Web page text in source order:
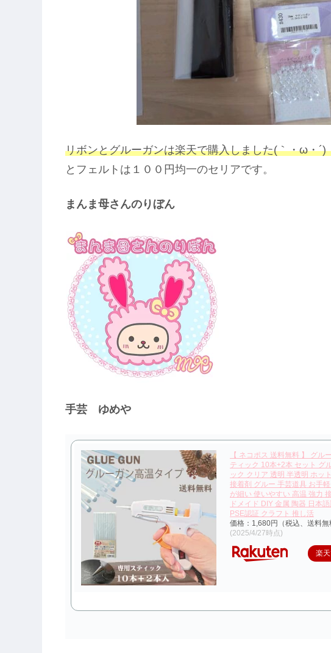
リボンとグルーガンは楽天で購入しました(｀・ω・´)
とフェルトは１００円均一のセリアです。
まんま母さんのりぼん
手芸 ゆめや
【 ネコポス 送料無料 】 グル
ティック 10本+2本 セット グ
ック クリア 透明 半透明 ホッ
接着剤 グルー 手芸道具 お手
が細い 使いやすい 高温 強力
ドメイド DIY 金属 陶器 日本
PSE認証 クラフト 推し活
価格：1,680円（税込、送料無
(2025/4/27時点)
楽